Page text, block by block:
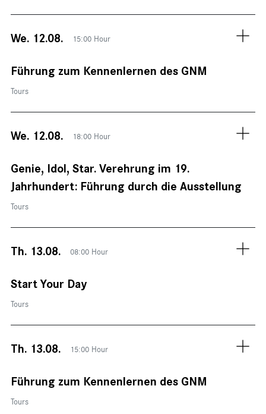
We. 12.08. 15:00 Hour
Führung zum Kennenlernen des GNM
Tours
We. 12.08. 18:00 Hour
Genie, Idol, Star. Verehrung im 19.
Jahrhundert: Führung durch die Ausstellung
Tours
Th. 13.08. 08:00 Hour
Start Your Day
Tours
Th. 13.08. 15:00 Hour
Führung zum Kennenlernen des GNM
Tours